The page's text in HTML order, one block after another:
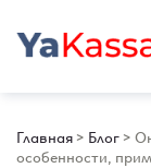
Главная > Блог >
особенности,